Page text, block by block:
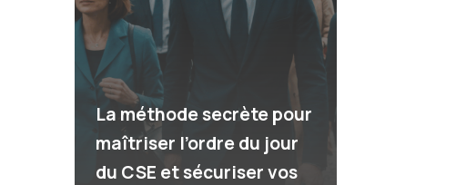
La méthode secrète pour
maîtriser l’ordre du jour
du CSE et sécuriser vos